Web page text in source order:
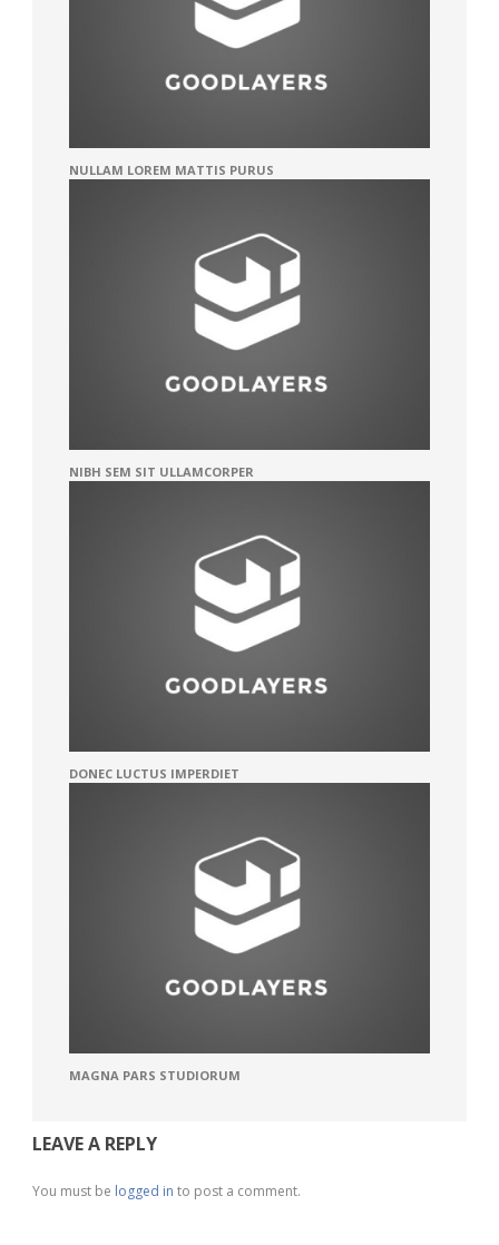
NULLAM LOREM MATTIS PURUS
NIBH SEM SIT ULLAMCORPER
DONEC LUCTUS IMPERDIET
MAGNA PARS STUDIORUM
LEAVE A REPLY
You must be logged in to post a comment.